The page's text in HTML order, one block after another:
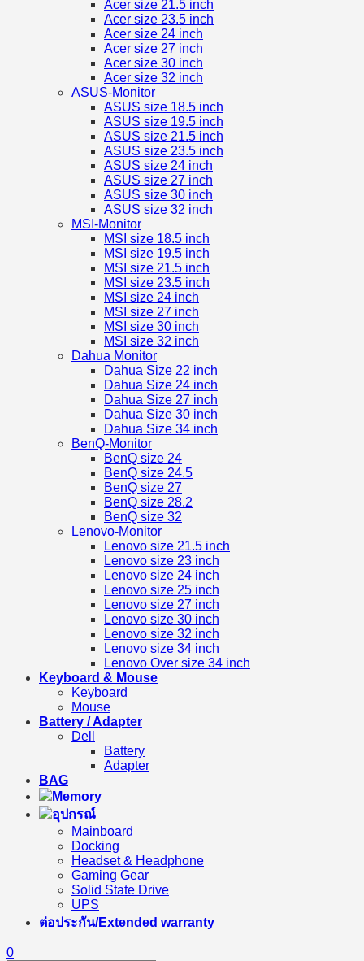
Acer size 21.5 inch
Acer size 23.5 inch
Acer size 24 inch
Acer size 27 inch
Acer size 30 inch
Acer size 32 inch
ASUS-Monitor
ASUS size 18.5 inch
ASUS size 19.5 inch
ASUS size 21.5 inch
ASUS size 23.5 inch
ASUS size 24 inch
ASUS size 27 inch
ASUS size 30 inch
ASUS size 32 inch
MSI-Monitor
MSI size 18.5 inch
MSI size 19.5 inch
MSI size 21.5 inch
MSI size 23.5 inch
MSI size 24 inch
MSI size 27 inch
MSI size 30 inch
MSI size 32 inch
Dahua Monitor
Dahua Size 22 inch
Dahua Size 24 inch
Dahua Size 27 inch
Dahua Size 30 inch
Dahua Size 34 inch
BenQ-Monitor
BenQ size 24
BenQ size 24.5
BenQ size 27
BenQ size 28.2
BenQ size 32
Lenovo-Monitor
Lenovo size 21.5 inch
Lenovo size 23 inch
Lenovo size 24 inch
Lenovo size 25 inch
Lenovo size 27 inch
Lenovo size 30 inch
Lenovo size 32 inch
Lenovo size 34 inch
Lenovo Over size 34 inch
Keyboard & Mouse
Keyboard
Mouse
Battery / Adapter
Dell
Battery
Adapter
BAG
Memory
อุปกรณ์
Mainboard
Docking
Headset & Headphone
Gaming Gear
Solid State Drive
UPS
ต่อประกัน/Extended warranty
0